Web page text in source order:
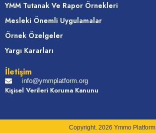
YMM Tutanak Ve Rapor Örnekleri
Mesleki Önemli Uygulamalar
Örnek Özelgeler
Yargı Kararları
İletişim
info@ymmplatform.org
Kişisel Verileri Koruma Kanunu
Copyright. 2026 Ymmo Platform